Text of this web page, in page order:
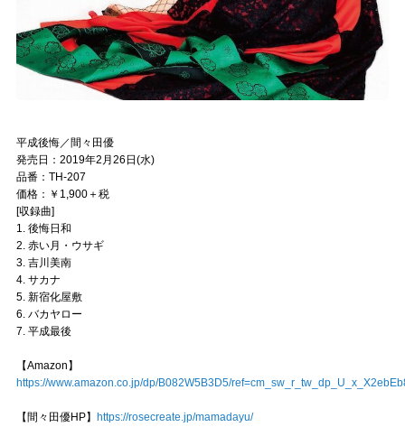
平成後悔／間々田優
発売日：2019年2月26日(水)
品番：TH-207
価格：￥1,900＋税
[収録曲]
1. 後悔日和
2. 赤い月・ウサギ
3. 吉川美南
4. サカナ
5. 新宿化屋敷
6. バカヤロー
7. 平成最後
【Amazon】
https://www.amazon.co.jp/dp/B082W5B3D5/
【間々田優HP】 https://rosecreate.jp/mamadayu/